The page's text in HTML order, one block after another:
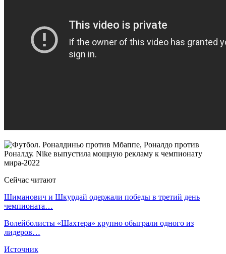
Сейчас читают
Шиманович и Шкурдай одержали победы в третий день
чемпионата…
Волейболисты «Шахтера» крупно обыграли одного из
лидеров…
Источник